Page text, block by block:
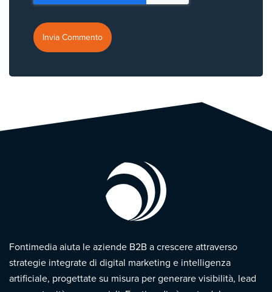
Fontimedia aiuta le aziende B2B a crescere attraverso
strategie integrate di digital marketing e intelligenza
artificiale, progettate su misura per generare visibilità, lead